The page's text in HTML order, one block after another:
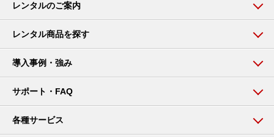
レンタルのご案内
レンタル商品を探す
導入事例・強み
サポート・FAQ
各種サービス